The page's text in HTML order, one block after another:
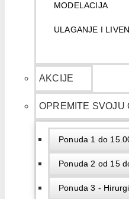
MODELACIJA
ULAGANJE I
AKCIJE
OPREMITE SVOJU
Ponuda 1 do
Ponuda 2 od 15
Ponuda 3 -